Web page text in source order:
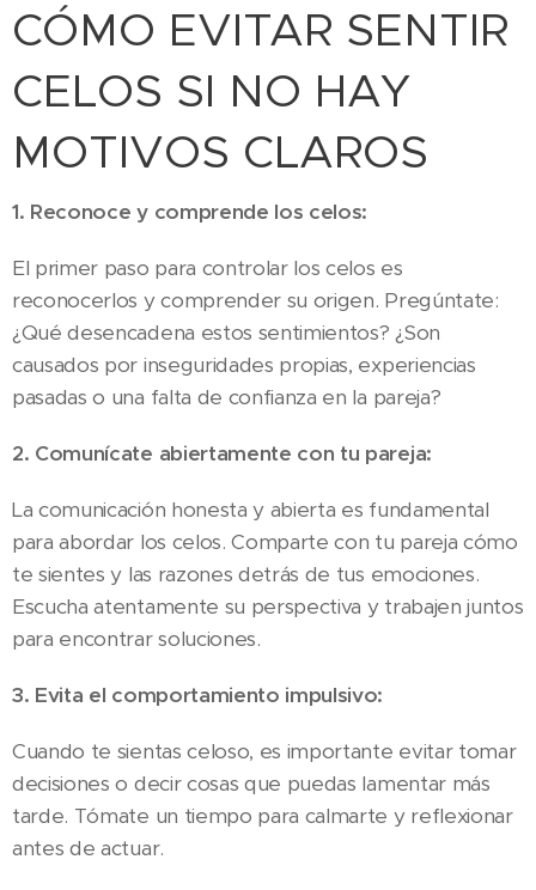
CÓMO EVITAR SENTIR
CELOS SI NO HAY
MOTIVOS CLAROS
1. Reconoce y comprende los celos:
El primer paso para controlar los celos es
reconocerlos y comprender su origen. Pregúntate:
¿Qué desencadena estos sentimientos? ¿Son
causados por inseguridades propias, experiencias
pasadas o una falta de confianza en la pareja?
2. Comunícate abiertamente con tu pareja:
La comunicación honesta y abierta es fundamental
para abordar los celos. Comparte con tu pareja cómo
te sientes y las razones detrás de tus emociones.
Escucha atentamente su perspectiva y trabajen juntos
para encontrar soluciones.
3. Evita el comportamiento impulsivo:
Cuando te sientas celoso, es importante evitar tomar
decisiones o decir cosas que puedas lamentar más
tarde. Tómate un tiempo para calmarte y reflexionar
antes de actuar.